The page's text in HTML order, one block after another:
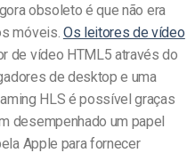
obsoleto é que não era
móveis. Os leitores de vídeo
de vídeo HTML5 através do
de desktop e uma
HLS é possível graças
desempenhado um papel
Apple para fornecer